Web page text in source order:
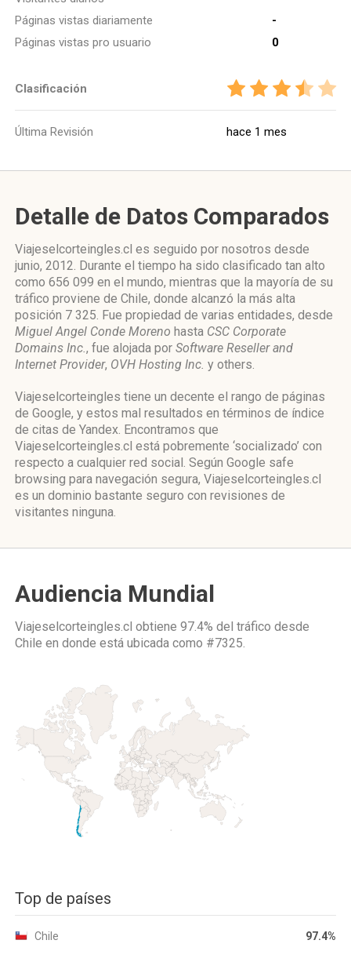
Páginas vistas diariamente
-
Páginas vistas pro usuario
0
Clasificación
Última Revisión hace 1 mes
Detalle de Datos Comparados
Viajeselcorteingles.cl es seguido por nosotros desde
junio, 2012. Durante el tiempo ha sido clasificado tan alto
como 656 099 en el mundo, mientras que la mayoría de su
tráfico proviene de Chile, donde alcanzó la más alta
posición 7 325. Fue propiedad de varias entidades, desde
Miguel Angel Conde Moreno hasta CSC Corporate
Domains Inc., fue alojada por Software Reseller and
Internet Provider, OVH Hosting Inc. y others.
Viajeselcorteingles tiene un decente el rango de páginas
de Google, y estos mal resultados en términos de índice
de citas de Yandex. Encontramos que
Viajeselcorteingles.cl está pobremente ‘socializado’ con
respecto a cualquier red social. Según Google safe
browsing para navegación segura, Viajeselcorteingles.cl
es un dominio bastante seguro con revisiones de
visitantes ninguna.
Audiencia Mundial
Viajeselcorteingles.cl obtiene 97.4% del tráfico desde
Chile en donde está ubicada como #7325.
Top de países
Chile 97.4%